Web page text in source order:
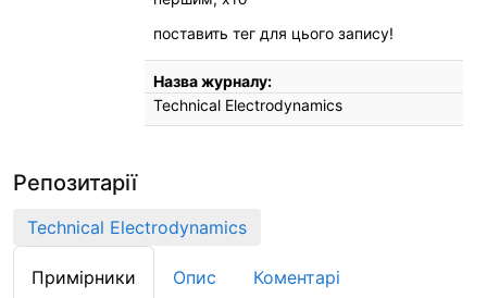
поставить тег для цього запису!
Назва журналу:
Technical Electrodynamics
Репозитарії
Technical Electrodynamics
Примірники Опис Коментарі